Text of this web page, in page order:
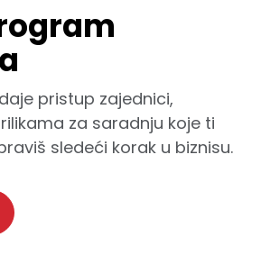
pristup zajednici,
za saradnju koje ti
sledeći korak u biznisu.